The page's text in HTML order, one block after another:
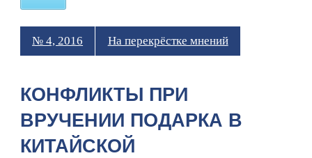
№ 4, 2016 На перекрёстке мнений
КОНФЛИКТЫ ПРИ
ВРУЧЕНИИ ПОДАРКА В
КИТАЙСКОЙ